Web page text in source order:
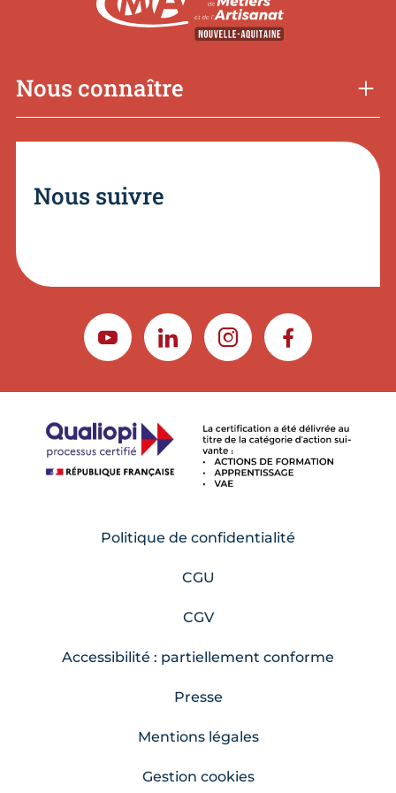
Nous connaître
Nous suivre
YOUTUBELINKEDININSTAGRAMFACEBOOK
Politique de confidentialité
CGU
CGV
Accessibilité : partiellement conforme
Presse
Mentions légales
Gestion cookies